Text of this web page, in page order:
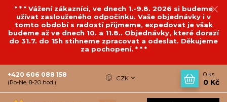
* * * Vážení zákazníci, ve dnech 1.-9.8. 2026 si budeme
užívat zaslouženého odpočinku. Vaše objednávky i v
tomto období s radostí přijmeme, expedovat je však
budeme až ve dnech 10. a 11.8.. Objednávky, které dorazí
do 31.7. do 15h stihneme zpracovat a odeslat. Děkujeme
za pochopení. * * *
CZK
+420 606 088 158
(Po-Ne, 8-20 hod.)
0 ks
0 Kč